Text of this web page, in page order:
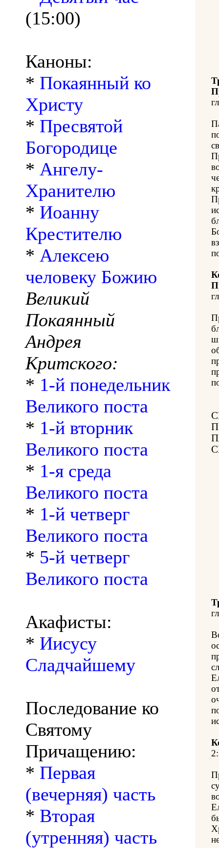
(15:00)
Каноны:
* Покаянный ко
Христу
* Пресвятой
Богородице
* Ангелу-
Хранителю
* Иоанну
Крестителю
* Алексею
человеку Божию
Великий
Покаянный
Андрея
Критского:
* 1-й понедельник
Великого поста
* 1-й вторник
Великого поста
* 1-я среда
Великого поста
* 1-й четверг
Великого поста
* 5-й четверг
Великого поста
Акафисты:
* Иисусу
Сладчайшему
Последование ко
Святому
Причащению:
* Первая
(вечерняя) часть
* Вторая
(утренняя) часть
2: